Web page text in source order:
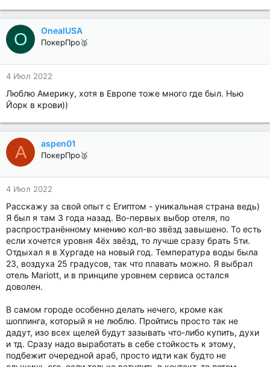
O OnealUSA
ПокерПро🥈
4 Июл 2022
Люблю Америку, хотя в Европе тоже много где был. Нью
Йорк в крови))
A aspen01
ПокерПро🥈
4 Июл 2022
Расскажу за свой опыт с Египтом - уникальная страна ведь)
Я был я там 3 года назад. Во-первых выбор отеля, по
распространённому мнению кол-во звёзд завышено. То есть
если хочется уровня 4ёх звёзд, то лучше сразу брать 5ти.
Отдыхал я в Хургаде на новый год. Температура воды была
23, воздуха 25 градусов, так что плавать можно. Я выбрал
отель Mariott, и в принципе уровнем сервиса остался
доволен.
В самом городе особенно делать нечего, кроме как
шоппинга, который я не люблю. Пройтись просто так не
дадут, изо всех щелей будут зазывать что-либо купить, духи
и тд. Сразу надо выработать в себе стойкость к этому,
подбежит очередной араб, просто идти как будто не